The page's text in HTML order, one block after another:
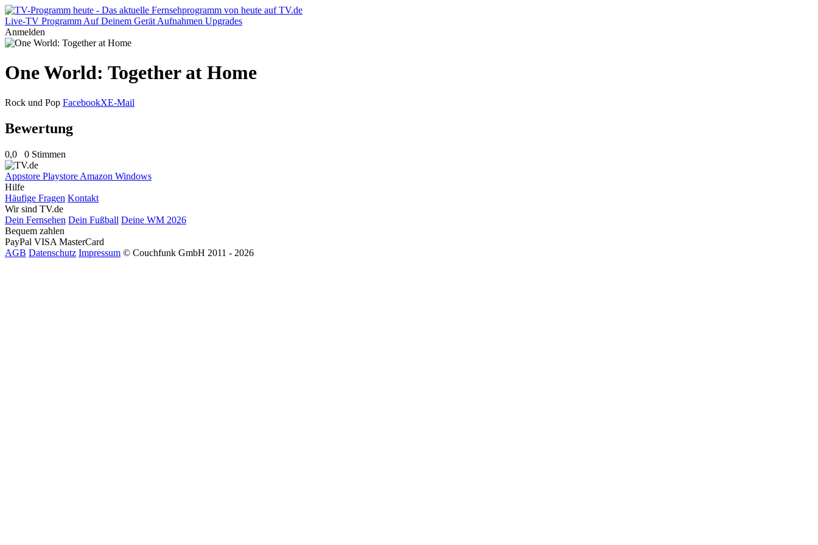
Live-TV Programm Auf Deinem Gerät Aufnahmen Upgrades
Anmelden
One World: Together at Home
Rock und Pop FacebookXE-Mail
Bewertung
0,0 0 Stimmen
Appstore Playstore Amazon Windows
Hilfe
Häufige Fragen Kontakt
Wir sind TV.de
Dein Fernsehen Dein Fußball Deine WM 2026
Bequem zahlen
PayPal VISA MasterCard
AGB Datenschutz Impressum © Couchfunk GmbH 2011 - 2026